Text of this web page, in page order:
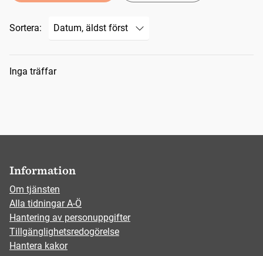
Sortera:
Sökresultat
Inga träffar
Information
Om tjänsten
Alla tidningar A-Ö
Hantering av personuppgifter
Tillgänglighetsredogörelse
Hantera kakor